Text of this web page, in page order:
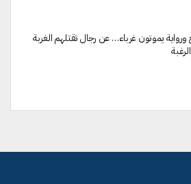
ورواية يموتون غرباء… عن رجال تقتلهم الغربة